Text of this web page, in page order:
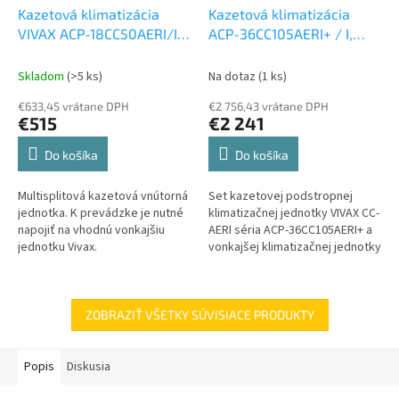
Kazetová klimatizácia
VIVAX ACP-18CC50AERI/I3
jednotka k Multi
Skladom (>5 ks)
€633,45 vrátane DPH
€515
Do košíka
Multisplitová kazetová vnútorná
jednotka. K prevádzke je nutné
napojiť na vhodnú vonkajšiu
jednotku Vivax.
Kazetová klimatizácia
ACP-36CC105AERI+ / I,
36CC105AERI / P-10,5 kw
jednotka
Na dotaz (1 ks)
€2 756,43 vrátane DPH
€2 241
Do košíka
Set kazetovej podstropnej
klimatizačnej jednotky VIVAX CC-
AERI séria ACP-36CC105AERI+ a
vonkajšej klimatizačnej jednotky
ZOBRAZIŤ VŠETKY SÚVISIACE PRODUKTY
Popis Diskusia